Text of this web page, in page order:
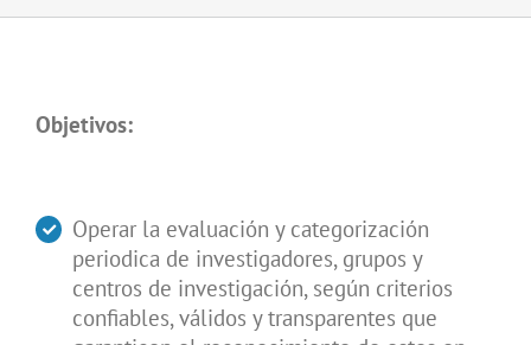
Objetivos:
Operar la evaluación y categorización
periodica de investigadores, grupos y
centros de investigación, según criterios
confiables, válidos y transparentes que